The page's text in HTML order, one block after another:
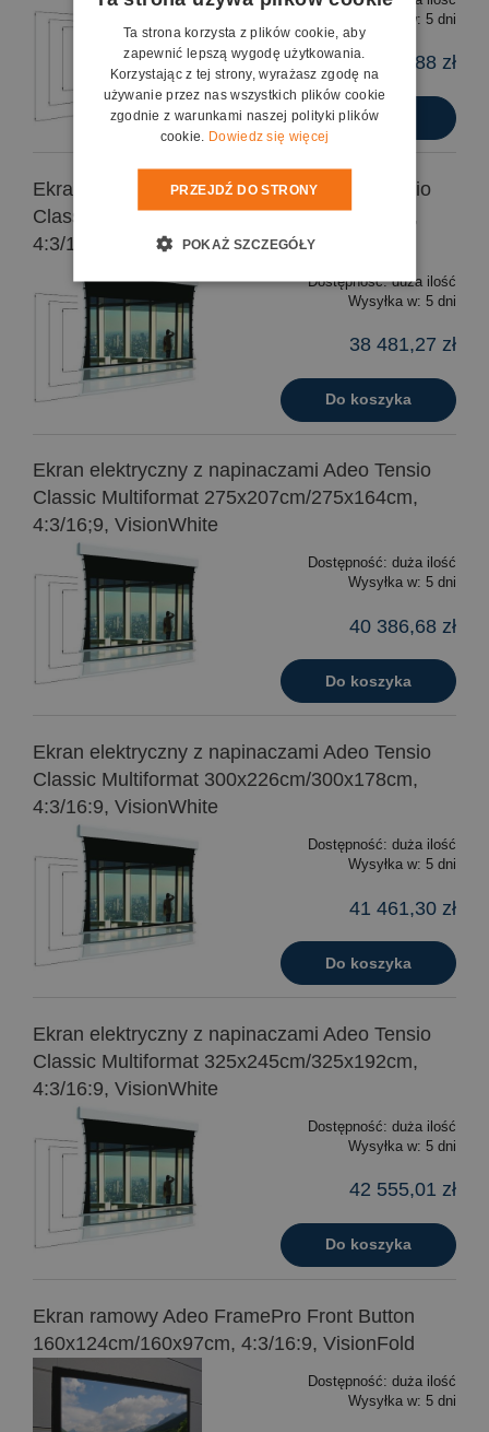
Wysyłka w: 5 dni
37 421,88 zł
Do koszyka
Ekran elektryczny z napinaczami Adeo Tensio
Classic Multiformat 250x189cm/250x150cm,
4:3/16:9, VisionWhite
Dostępność: duża ilość
Wysyłka w: 5 dni
38 481,27 zł
Do koszyka
Ekran elektryczny z napinaczami Adeo Tensio
Classic Multiformat 275x207cm/275x164cm,
4:3/16;9, VisionWhite
Dostępność: duża ilość
Wysyłka w: 5 dni
40 386,68 zł
Do koszyka
Ekran elektryczny z napinaczami Adeo Tensio
Classic Multiformat 300x226cm/300x178cm,
4:3/16:9, VisionWhite
Dostępność: duża ilość
Wysyłka w: 5 dni
41 461,30 zł
Do koszyka
Ekran elektryczny z napinaczami Adeo Tensio
Classic Multiformat 325x245cm/325x192cm,
4:3/16:9, VisionWhite
Dostępność: duża ilość
Wysyłka w: 5 dni
42 555,01 zł
Do koszyka
Ekran ramowy Adeo FramePro Front Button
160x124cm/160x97cm, 4:3/16:9, VisionFold
Dostępność: duża ilość
Wysyłka w: 5 dni
Ta strona korzysta z plików cookie, aby
zapewnić lepszą wygodę użytkowania.
Korzystając z tej strony, wyrażasz zgodę na
używanie przez nas wszystkich plików cookie
zgodnie z warunkami naszej polityki plików
cookie. Dowiedz się więcej
PRZEJDŹ DO STRONY
POKAŻ SZCZEGÓŁY